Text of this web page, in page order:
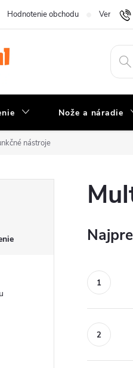
Hodnotenie obchodu
Nože a náradie
nástroje